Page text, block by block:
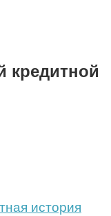
кредитной
история